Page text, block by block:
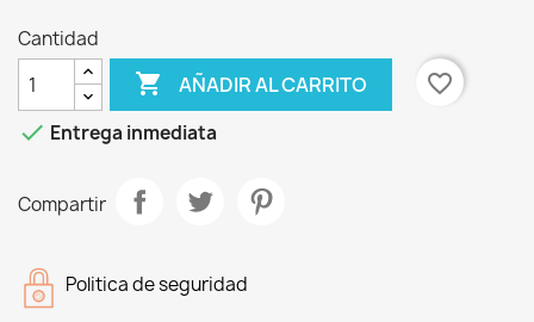
Cantidad
 AÑADIR AL CARRITO
favorite_border
 Entrega inmediata
Compartir
Politica de seguridad